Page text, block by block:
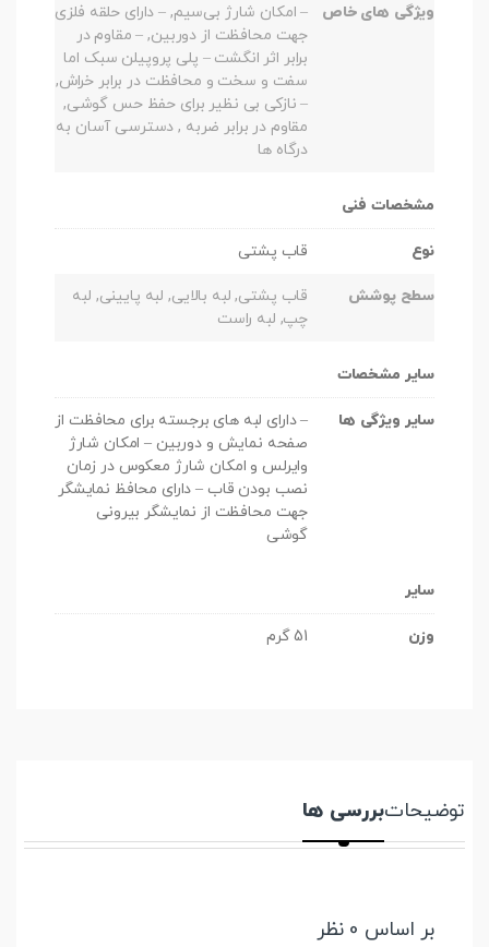
ویژگی های خاص
– امکان شارژ بی‌سیم, – دارای حلقه فلزی
جهت محافظت از دوربین, – مقاوم در
برابر اثر انگشت – پلی پروپیلن سبک اما
سفت و سخت و محافظت در برابر خراش,
– نازکی بی نظیر برای حفظ حس گوشی,
مقاوم در برابر ضربه , دسترسی آسان به
درگاه ها
مشخصات فنی
نوع قاب پشتی
سطح پوشش
قاب پشتی, لبه بالایی, لبه پایینی, لبه
چپ, لبه راست
سایر مشخصات
سایر ویژگی ها
– دارای لبه های برجسته برای محافظت از
صفحه نمایش و دوربین – امکان شارژ
وایرلس و امکان شارژ معکوس در زمان
نصب بودن قاب – دارای محافظ نمایشگر
جهت محافظت از نمایشگر بیرونی
گوشی
سایر
وزن 51 گرم
توضیحاتبررسی ها
بر اساس 0 نظر